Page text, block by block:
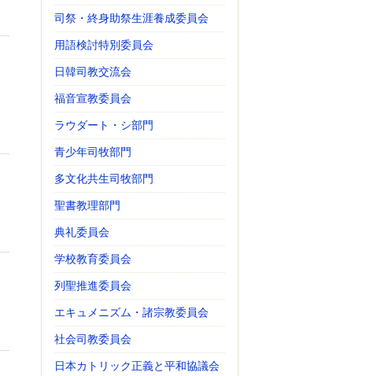
司祭・終身助祭生涯養成委員会
用語検討特別委員会
日韓司教交流会
福音宣教委員会
ラウダート・シ部門
青少年司牧部門
多文化共生司牧部門
聖書教理部門
典礼委員会
学校教育委員会
列聖推進委員会
エキュメニズム・諸宗教委員会
社会司教委員会
日本カトリック正義と平和協議会